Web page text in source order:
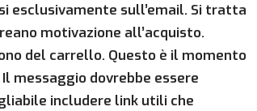
esclusivamente sull’email. Si tratta
motivazione all’acquisto.
del carrello. Questo è il momento
messaggio dovrebbe essere
includere link utili che